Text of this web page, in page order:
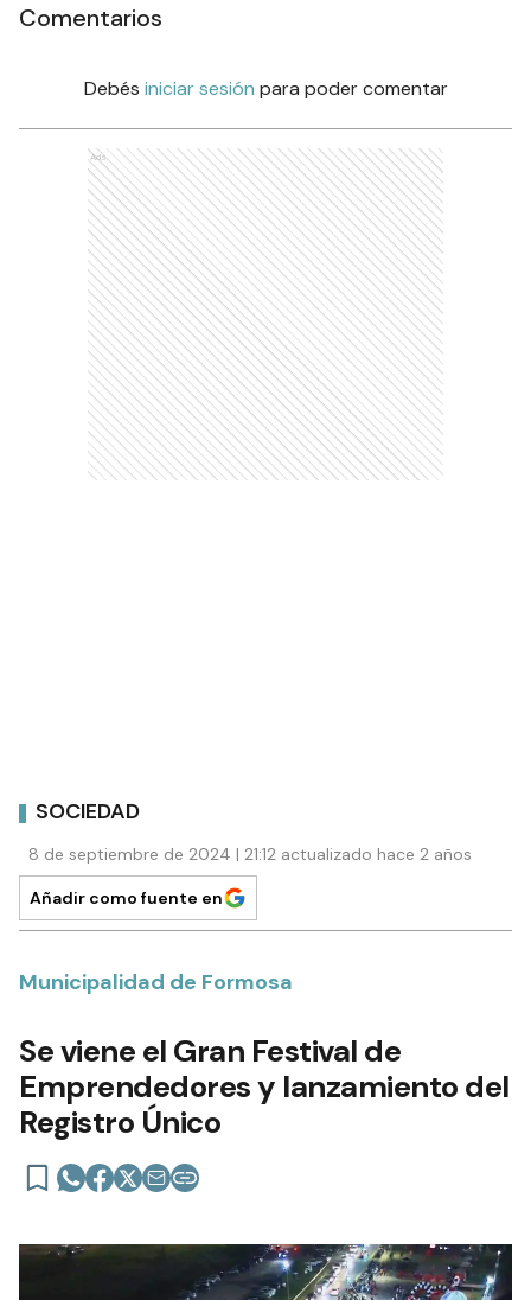
Comentarios
Debés iniciar sesión para poder comentar
Ads
SOCIEDAD
8 de septiembre de 2024 | 21:12 actualizado hace 2 años
Añadir como fuente en
Municipalidad de Formosa
Se viene el Gran Festival de
Emprendedores y lanzamiento del
Registro Único